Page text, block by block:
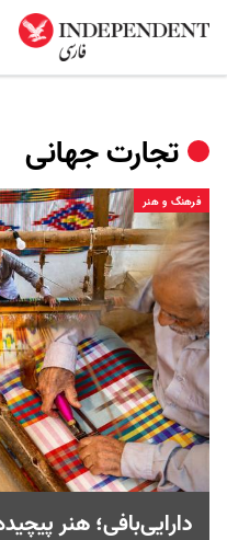
تجارت جهانی
فرهنگ و هنر
دارایی‌بافی؛ هنر